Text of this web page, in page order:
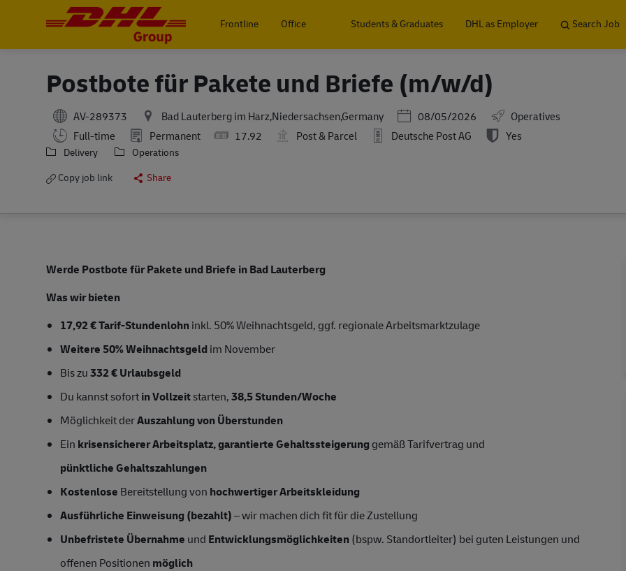
Frontline
Office Students & Graduates DHL as Employer Search Job
Postbote für Pakete und Briefe (m/w/d)
AV-289373 Bad Lauterberg im Harz,Niedersachsen,Germany Posted Date
08/05/2026
Operatives
Full-time
Permanent 17.92 Post & Parcel Deutsche Post AG Yes
Delivery
Operations
Copy job link
Share
Werde Postbote für Pakete und Briefe in Bad Lauterberg
Was wir bieten
17,92 € Tarif-Stundenlohninkl. 50% Weihnachtsgeld, ggf. regionale Arbeitsmarktzulage
Weitere 50% Weihnachtsgeldim November
Bis zu332 € Urlaubsgeld
Du kannst sofortin Vollzeitstarten,38,5 Stunden/Woche
Möglichkeit derAuszahlung von Überstunden
Ein krisensicherer Arbeitsplatz, garantierte Gehaltssteigerung gemäß Tarifvertrag und
pünktliche Gehaltszahlungen
Kostenlose Bereitstellung von hochwertiger Arbeitskleidung
Ausführliche Einweisung (bezahlt)– wir machen dich fit für die Zustellung
Unbefristete Übernahme und Entwicklungsmöglichkeiten(bspw. Standortleiter) bei guten Leistungen und
offenen Positionen möglich